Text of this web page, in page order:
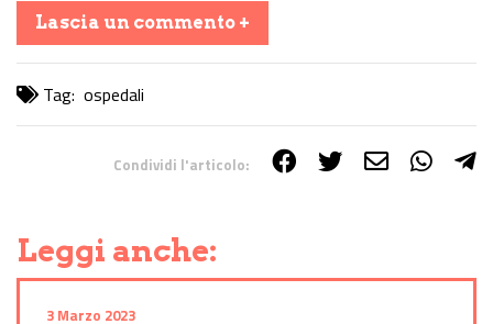
Lascia un commento +
Tag: ospedali
Condividi l'articolo:
Leggi anche:
3 Marzo 2023